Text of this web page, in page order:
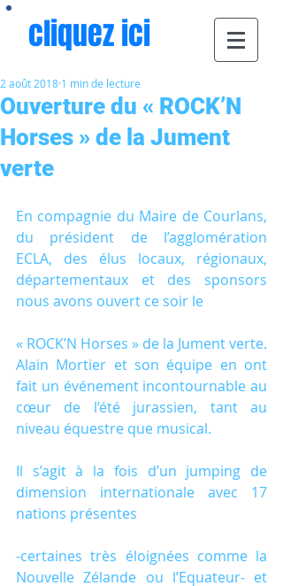
cliquez ici
Ouverture du « ROCK’N
Horses » de la Jument
verte
2 août 2018 1 min de lecture
En compagnie du Maire de Courlans,
du président de l’agglomération
ECLA, des élus locaux, régionaux,
départementaux et des sponsors
nous avons ouvert ce soir le
« ROCK’N Horses » de la Jument verte.
Alain Mortier et son équipe en ont
fait un événement incontournable au
cœur de l’été jurassien, tant au
niveau équestre que musical.
Il s’agit à la fois d’un jumping de
dimension internationale avec 17
nations présentes
-certaines très éloignées comme la
Nouvelle Zélande ou l’Equateur- et